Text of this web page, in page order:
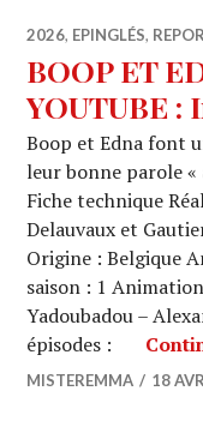
2026, EPINGLÉS,
BOOP ET
YOUTUBE :
Boop et Edna font
leur bonne parole
Fiche technique
Delauvaux et
Origine : Belgique
saison : 1
Yadoubadou –
épisodes :
MISTEREMMA 18